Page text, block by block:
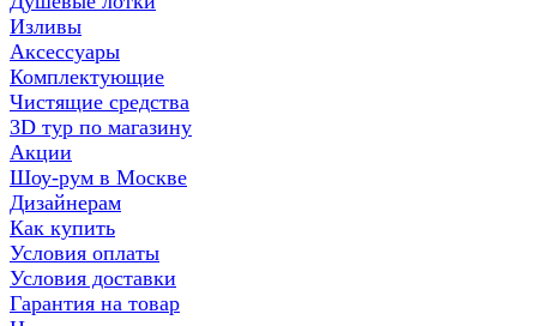
Изливы
Аксессуары
Комплектующие
Чистящие средства
3D тур по магазину
Акции
Шоу-рум в Москве
Дизайнерам
Как купить
Условия оплаты
Условия доставки
Гарантия на товар